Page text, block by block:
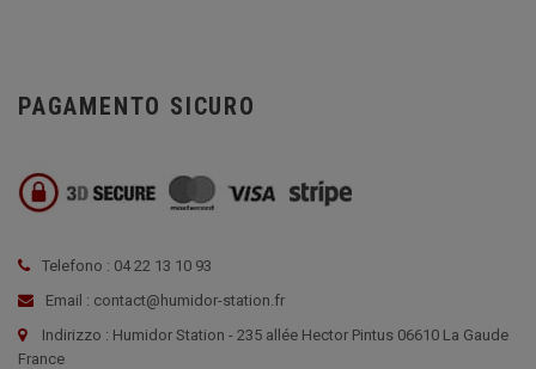
PAGAMENTO SICURO
Telefono : 04 22 13 10 93
Email : contact@humidor-station.fr
Indirizzo : Humidor Station - 235 allée Hector Pintus 06610 La Gaude
France